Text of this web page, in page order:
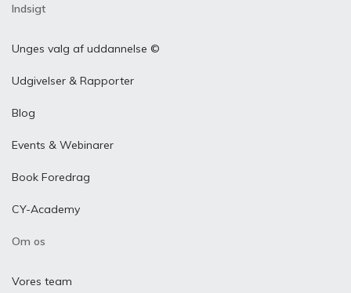
Indsigt
Unges valg af uddannelse ©
Udgivelser & Rapporter
Blog
Events & Webinarer
Book Foredrag
CY-Academy
Om os
Vores team